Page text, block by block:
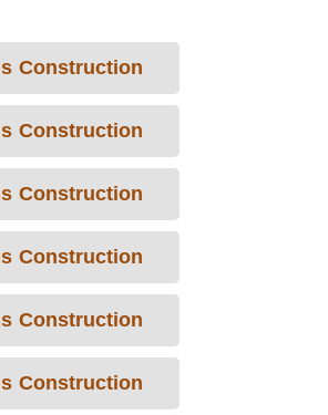
Construction
Construction
Construction
Construction
Construction
Construction